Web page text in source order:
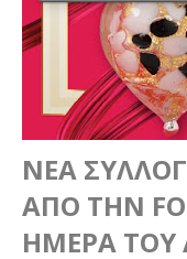
ΝΕΑ
ΑΠΟ ΤΗΝ
ΗΜΕΡΑ ΤΟΥ